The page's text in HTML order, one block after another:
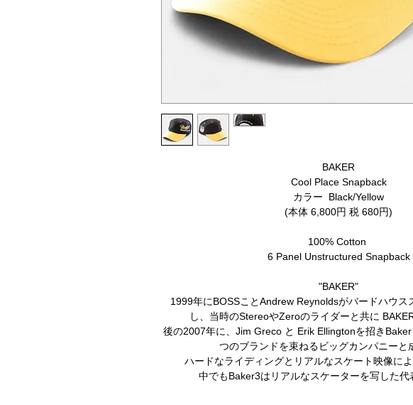
BAKER
Cool Place Snapback
カラー Black/Yellow
(本体 6,800円 税 680円)
100% Cotton
6 Panel Unstructured Snapback
"BAKER"
1999年にBOSSことAndrew Reynoldsがバードハウス
し、当時のStereoやZeroのライダーと共に
後の2007年に、Jim Greco と Erik Ellingtonを招き
つのブランドを束ねるビッグカンパニーと
ハードなライディングとリアルなスケート映像によ
中でもBaker3はリアルなスケーターを写した代